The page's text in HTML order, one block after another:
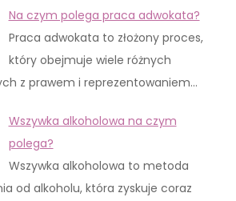
Na czym polega praca adwokata?
Praca adwokata to złożony proces,
który obejmuje wiele różnych
z prawem i reprezentowaniem…
Wszywka alkoholowa na czym
polega?
Wszywka alkoholowa to metoda
od alkoholu, która zyskuje coraz